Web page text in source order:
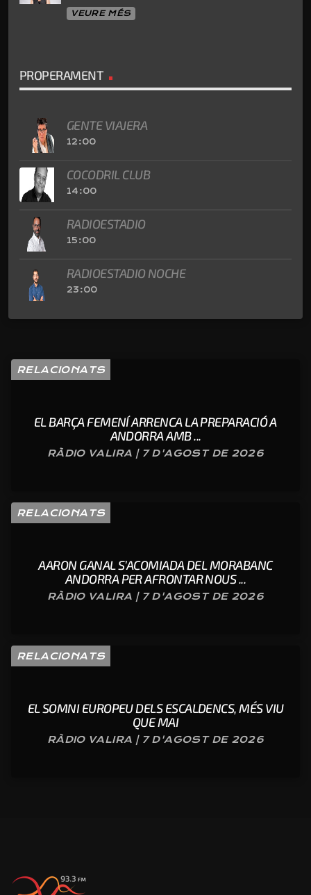
VEURE MÉS
PROPERAMENT
GENTE VIAJERA
12:00
COCODRIL CLUB
14:00
RADIOESTADIO
15:00
RADIOESTADIO NOCHE
23:00
RELACIONATS
EL BARÇA FEMENÍ ARRENCA LA PREPARACIÓ A
ANDORRA AMB ...
RÀDIO VALIRA | 7 D'AGOST DE 2026
RELACIONATS
AARON GANAL S’ACOMIADA DEL MORABANC
ANDORRA PER AFRONTAR NOUS ...
RÀDIO VALIRA | 7 D'AGOST DE 2026
RELACIONATS
EL SOMNI EUROPEU DELS ESCALDENCS, MÉS VIU
QUE MAI
RÀDIO VALIRA | 7 D'AGOST DE 2026